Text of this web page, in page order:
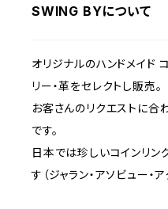
SWING BYについて
オリジナルのハンドメイド
リー・革をセレクトし販売。
お客さんのリクエストに
です。
日本では珍しいコインリン
す（ジャラン・アソビュー・